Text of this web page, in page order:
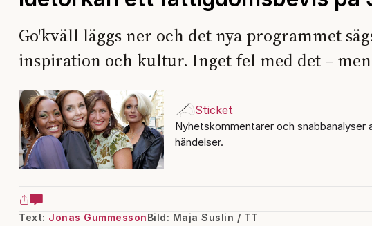
Go'kväll läggs ner och det nya programmet
inspiration och kultur. Inget fel med det –
Sticket
Nyhetskommentarer och snabbanalyser
händelser.
Text: Jonas GummessonBild: Maja Suslin / TT